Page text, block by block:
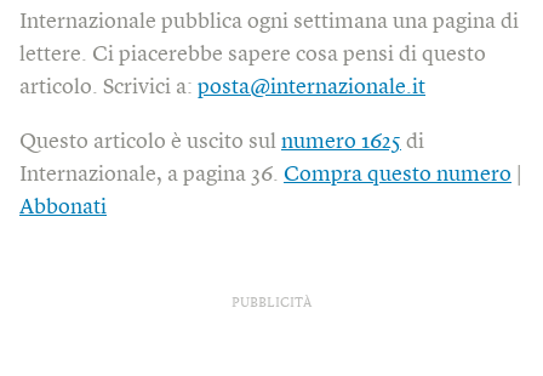
Internazionale pubblica ogni settimana una pagina di
lettere. Ci piacerebbe sapere cosa pensi di questo
articolo. Scrivici a: posta@internazionale.it
Questo articolo è uscito sul numero 1625 di
Internazionale, a pagina 36. Compra questo numero
Abbonati
PUBBLICITÀ